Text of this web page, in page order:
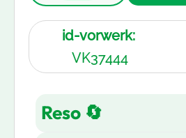
id-vorwerk:
VK37444
Reso 🔄